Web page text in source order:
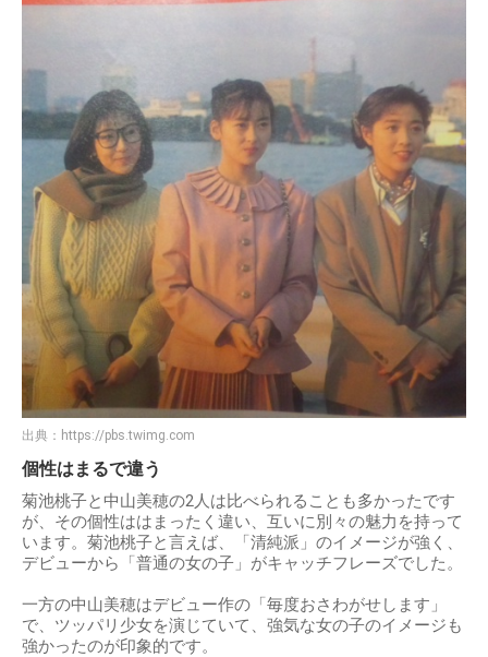
出典： https://pbs.twimg.com
個性はまるで違う
菊池桃子と中山美穂の2人は比べられることも多かったです
が、その個性ははまったく違い、互いに別々の魅力を持って
います。菊池桃子と言えば、「清純派」のイメージが強く、
デビューから「普通の女の子」がキャッチフレーズでした。
一方の中山美穂はデビュー作の「毎度おさわがせします」
で、ツッパリ少女を演じていて、強気な女の子のイメージも
強かったのが印象的です。